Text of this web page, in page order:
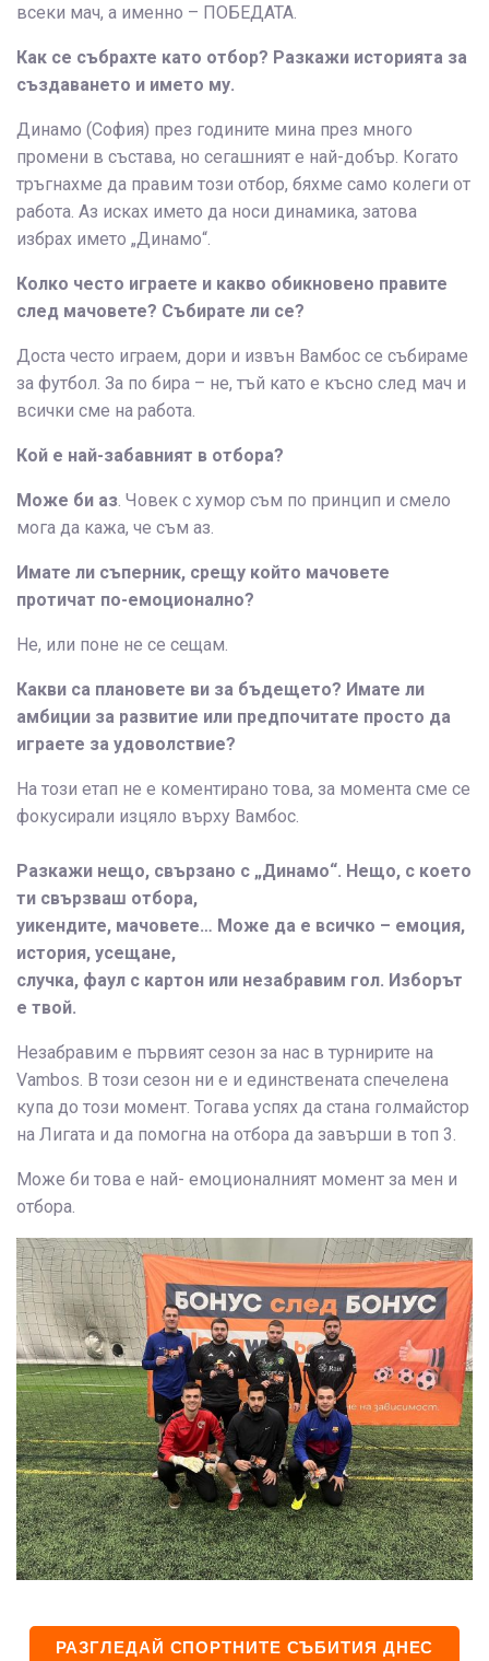
всеки мач, а именно – ПОБЕДАТА.
Как се събрахте като отбор? Разкажи историята за
създаването и името му.
Динамо (София) през годините мина през много
промени в състава, но сегашният е най-добър. Когато
тръгнахме да правим този отбор, бяхме само колеги от
работа. Аз исках името да носи динамика, затова
избрах името „Динамо“.
Колко често играете и какво обикновено правите
след мачовете? Събирате ли се?
Доста често играем, дори и извън Вамбос се събираме
за футбол. За по бира – не, тъй като е късно след мач и
всички сме на работа.
Кой е най-забавният в отбора?
Може би аз. Човек с хумор съм по принцип и смело
мога да кажа, че съм аз.
Имате ли съперник, срещу който мачовете
протичат по-емоционално?
Не, или поне не се сещам.
Какви са плановете ви за бъдещето? Имате ли
амбиции за развитие или предпочитате просто да
играете за удоволствие?
На този етап не е коментирано това, за момента сме се
фокусирали изцяло върху Вамбос.
Разкажи нещо, свързано с „Динамо“. Нещо, с което
ти свързваш отбора,
уикендите, мачовете… Може да е всичко – емоция,
история, усещане,
случка, фаул с картон или незабравим гол. Изборът
е твой.
Незабравим е първият сезон за нас в турнирите на
Vambos. В този сезон ни е и единствената спечелена
купа до този момент. Тогава успях да стана голмайстор
на Лигата и да помогна на отбора да завърши в топ 3.
Може би това е най- емоционалният момент за мен и
отбора.
РАЗГЛЕДАЙ СПОРТНИТЕ СЪБИТИЯ ДНЕС